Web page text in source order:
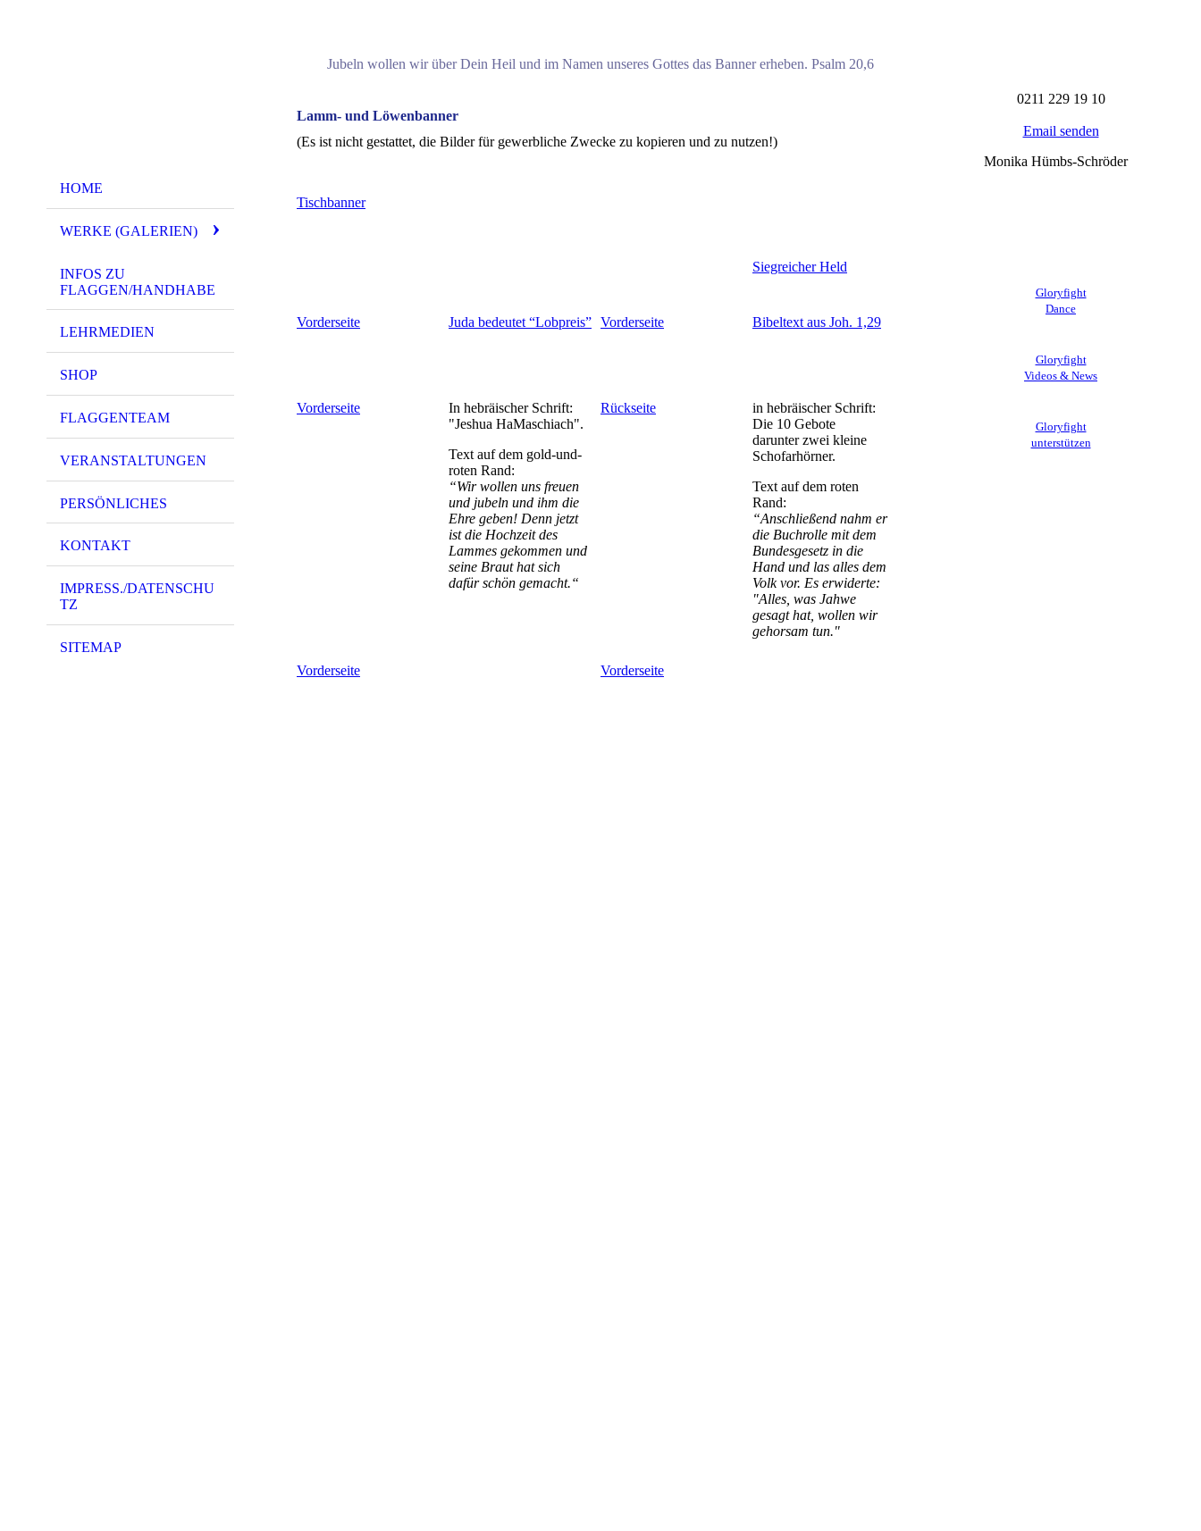
HOME
WERKE (GALERIEN)
INFOS ZU
FLAGGEN/HANDHABE
LEHRMEDIEN
SHOP
FLAGGENTEAM
VERANSTALTUNGEN
PERSÖNLICHES
KONTAKT
IMPRESS./DATENSCHU
TZ
SITEMAP
Jubeln wollen wir über Dein Heil und im Namen unseres Gottes das Banner erheben. Psalm 20,6
Lamm- und Löwenbanner
(Es ist nicht gestattet, die Bilder für gewerbliche Zwecke zu kopieren und zu nutzen!)
Tischbanner
Siegreicher Held
Vorderseite Juda bedeutet “Lobpreis” Vorderseite Bibeltext aus Joh. 1,29
Vorderseite
In hebräischer Schrift:
"Jeshua HaMaschiach".
Text auf dem gold-und-
roten Rand:
“Wir wollen uns freuen
und jubeln und ihm die
Ehre geben! Denn jetzt
ist die Hochzeit des
Lammes gekommen und
seine Braut hat sich
dafür schön gemacht.“
Rückseite
in hebräischer Schrift:
Die 10 Gebote
darunter zwei kleine
Schofarhörner.
Text auf dem roten
Rand:
“Anschließend nahm er
die Buchrolle mit dem
Bundesgesetz in die
Hand und las alles dem
Volk vor. Es erwiderte:
"Alles, was Jahwe
gesagt hat, wollen wir
gehorsam tun."
Vorderseite Vorderseite
0211 229 19 10
Email senden
Monika Hümbs-Schröder
Gloryfight
Dance
Gloryfight
Videos & News
Gloryfight
unterstützen